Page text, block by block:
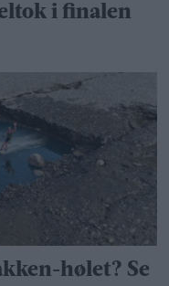
i finalen
hølet? Se